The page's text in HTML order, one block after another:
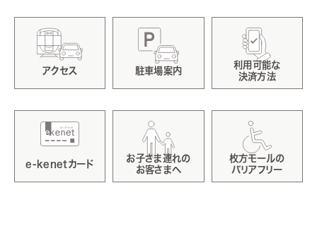
アクセス 駐車場案内
利用可能な
決済方法
e-kenetカード
お子さま連れの
お客さまへ
枚方モールの
バリアフリー